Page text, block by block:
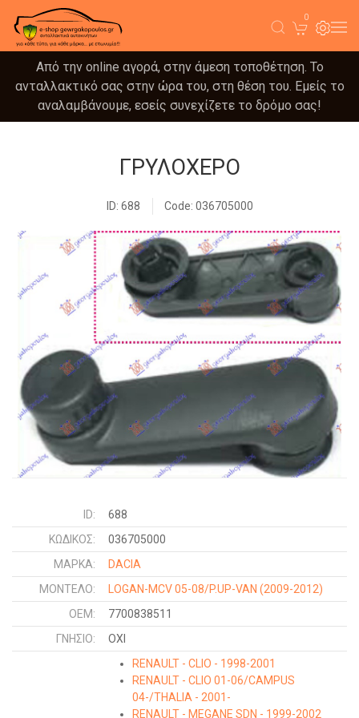
0
Από την online αγορά, στην άμεση τοποθέτηση. Το
ανταλλακτικό σας στην ώρα του, στη θέση του. Εμείς το
αναλαμβάνουμε, εσείς συνεχίζετε το δρόμο σας!
ΓΡΥΛΟΧΕΡΟ
ID: 688 Code: 036705000
ID:
688
ΚΩΔΙΚΌΣ:
036705000
ΜΑΡΚΑ:
DACIA
ΜΟΝΤΕΛΟ:
LOGAN-MCV 05-08/P.UP-VAN (2009-2012)
OEM:
7700838511
ΓΝΉΣΙΟ:
ΟΧΙ
RENAULT - CLIO - 1998-2001
RENAULT - CLIO 01-06/CAMPUS
04-/THALIA - 2001-
RENAULT - MEGANE SDN - 1999-2002